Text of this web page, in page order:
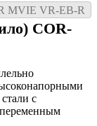
MVIE VR-EB-R
COR-
с